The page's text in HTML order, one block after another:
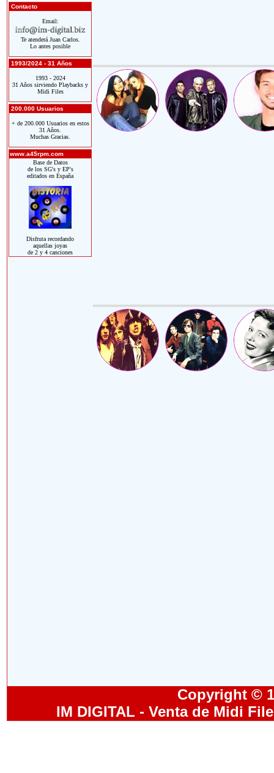
Contacto
Email:
Te atenderá Juan Carlos.
Lo antes posible
1993/2024 - 31 Años
1993 - 2024
31 Años sirviendo Playbacks y
Midi Files
200.000 Usuarios
+ de 200.000 Usuarios en estos
31 Años.
Muchas Gracias.
www.a45rpm.com
Base de Datos
de los SG's y EP's
editados en España
Disfruta recordando
aquellas joyas
de 2 y 4 canciones
Copyright ©
IM DIGITAL - Venta de Midi